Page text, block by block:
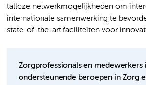
talloze netwerkmogelijkheden om
internationale samenwerking te
state-of-the-art faciliteiten voor
Zorgprofessionals en medewerkers
ondersteunende beroepen in Zorg